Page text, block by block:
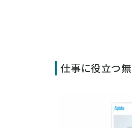
仕事に役立つ